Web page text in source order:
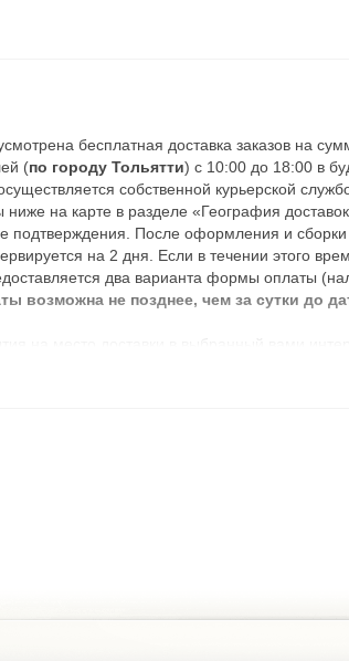
бесплатная доставка заказов на
(по городу Тольятти) с 10:00 до 18:00 в
собственной курьерской
на карте в разделе «География
подтверждения. После оформления и
на 2 дня. Если в течении этого
два варианта формы оплаты
возможна не позднее, чем за сутки до
на место доставки в выбранный вами
в другой день;
осуществляется со склада «Аврора, 110,
Обращайте внимание на количество